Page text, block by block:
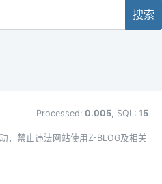
搜索
Processed: 0.005, SQL: 15
，禁止违法网站使用Z-BLOG及相关